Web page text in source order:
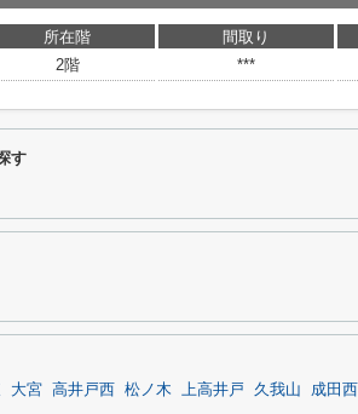
所在階 間取り
2階
***
す
大宮 高井戸西 松ノ木 上高井戸 久我山 成田西